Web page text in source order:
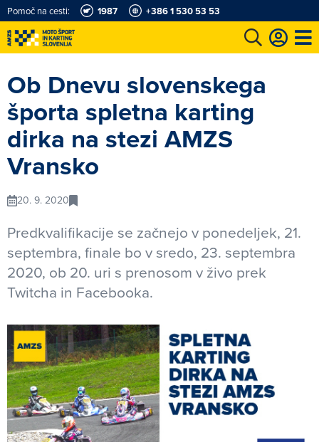
Pomoč na cesti: 1987 +386 1 530 53 53
Ob Dnevu slovenskega
športa spletna karting
dirka na stezi AMZS
Vransko
20. 9. 2020
Predkvalifikacije se začnejo v ponedeljek, 21.
septembra, finale bo v sredo, 23. septembra
2020, ob 20. uri s prenosom v živo prek
Twitcha in Facebooka.